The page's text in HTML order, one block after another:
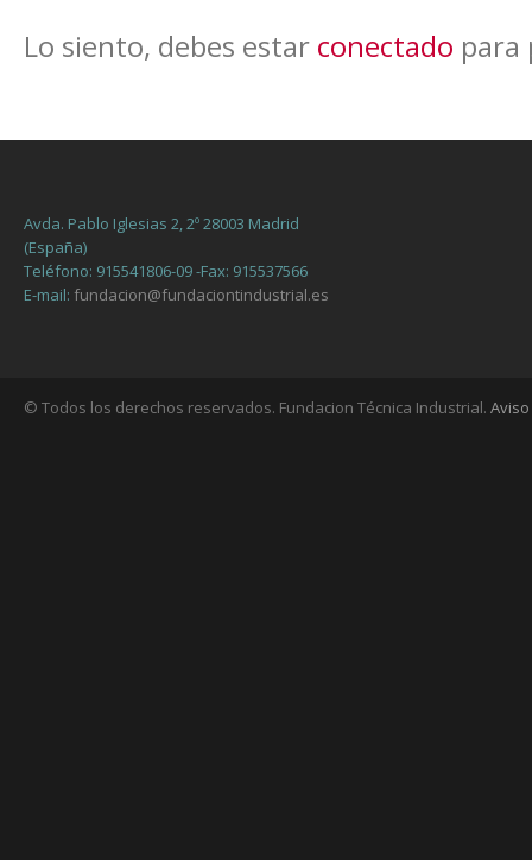
Lo siento, debes estar conectado para
Avda. Pablo Iglesias 2, 2º 28003 Madrid
(España)
Teléfono: 915541806-09 -Fax: 915537566
E-mail: fundacion@fundaciontindustrial.es
© Todos los derechos reservados. Fundacion Técnica Industrial.